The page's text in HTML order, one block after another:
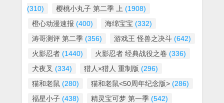
(310)
樱桃小丸子 第二季 上 (1908)
橙心动漫速报 (400) 海绵宝宝 (332)
涛哥测评 第二季 (356) 游戏王 怪兽之决斗 (642)
火影忍者 (1440) 火影忍者 经典战役之卷 (336)
犬夜叉 (334) 猎人×猎人 重制版 (296)
猫和老鼠 (280) 猫和老鼠<50周年纪念版> (286)
福星小子 (438) 精灵宝可梦 第一季 (542)